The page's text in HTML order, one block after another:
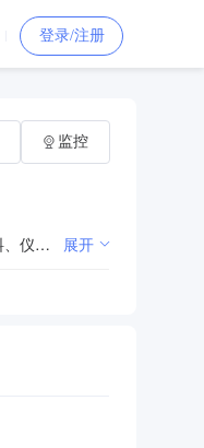
登录/注册
建筑材料、建筑机械、五金电料、围挡、化工产品（易燃易爆危险化学品除外）、橡塑制品、日杂劳保、桥梁物资、防水保温、电线电缆、焊接材料、仪表仪器、工矿照明、防水外加剂、钢筋钢板、钢筋套筒、穿墙丝、防水螺杆、山型卡、止水钢板、铁钉、扣件、丝杠的加工及销售。（依法须经批准的项目，经相关部门批准后方可开展经营活动） 展开
监控